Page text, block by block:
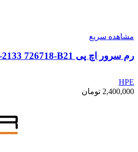
مشاهده سریع
رم سرور اچ پی 8GB DDR4-2133 726718-B21
HPE
2,400,000 تومان